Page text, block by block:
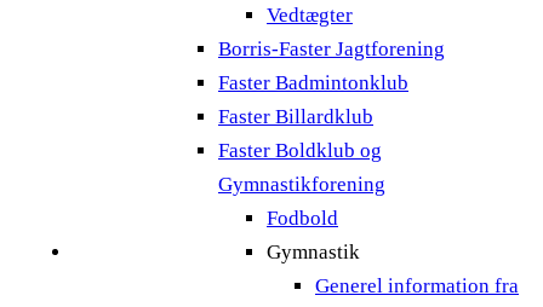
Vedtægter
Borris-Faster Jagtforening
Faster Badmintonklub
Faster Billardklub
Faster Boldklub og
Gymnastikforening
Fodbold
Gymnastik
Generel information fra